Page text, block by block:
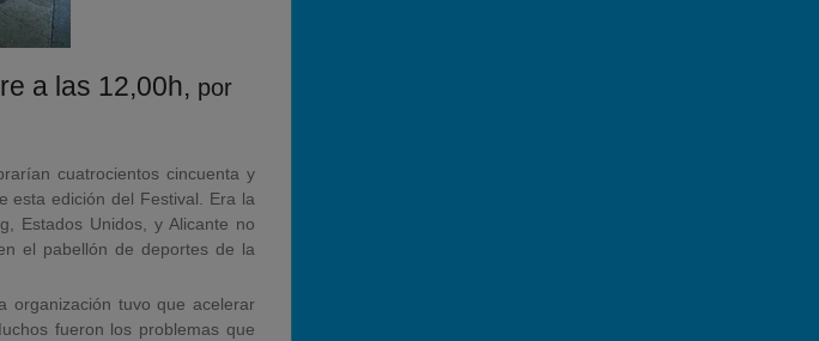
a las 12,00h, por
cuatrocientos cincuenta y
esta edición del Festival. Era la
Estados Unidos, y Alicante no
el pabellón de deportes de la
organización tuvo que acelerar
fueron los problemas que